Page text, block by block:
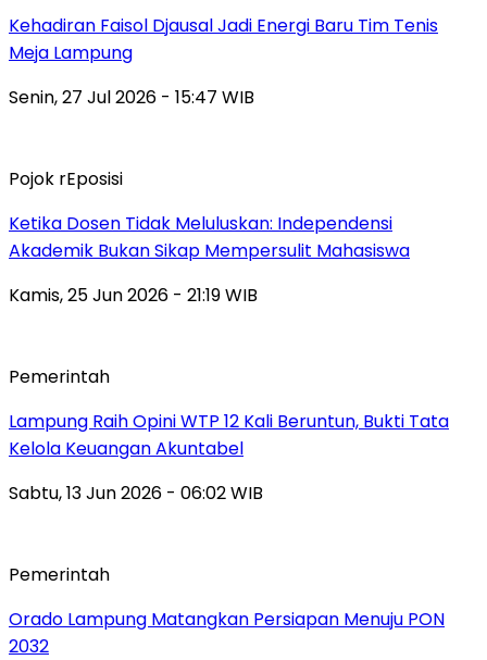
Kehadiran Faisol Djausal Jadi Energi Baru Tim Tenis
Meja Lampung
Senin, 27 Jul 2026 - 15:47 WIB
Pojok rEposisi
Ketika Dosen Tidak Meluluskan: Independensi
Akademik Bukan Sikap Mempersulit Mahasiswa
Kamis, 25 Jun 2026 - 21:19 WIB
Pemerintah
Lampung Raih Opini WTP 12 Kali Beruntun, Bukti Tata
Kelola Keuangan Akuntabel
Sabtu, 13 Jun 2026 - 06:02 WIB
Pemerintah
Orado Lampung Matangkan Persiapan Menuju PON
2032